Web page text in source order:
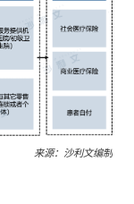
口
渔
空
来源：沙利文编制